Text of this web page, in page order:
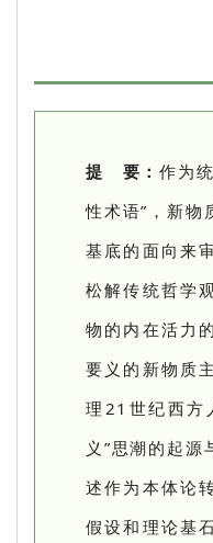
提 要：作为
性术语”，新物
基底的面向来
松解传统哲学
物的内在活力
要义的新物质
理21世纪西方
义”思潮的起源
述作为本体论
假设和理论基